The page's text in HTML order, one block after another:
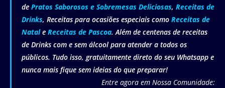
de Pratos Saborosos e Sobremesas Deliciosas, Receitas de
Drinks, Receitas para ocasiões especiais como Receitas de
Natale Receitas de Pascoa. Além de centenas de receitas
de Drinks com e sem álcool para atender a todos os
públicos. Tudo isso, gratuitamente direto do seu Whatsapp e
nunca mais fique sem ideias do que preparar!
Entre agora em Nossa Comunidade: